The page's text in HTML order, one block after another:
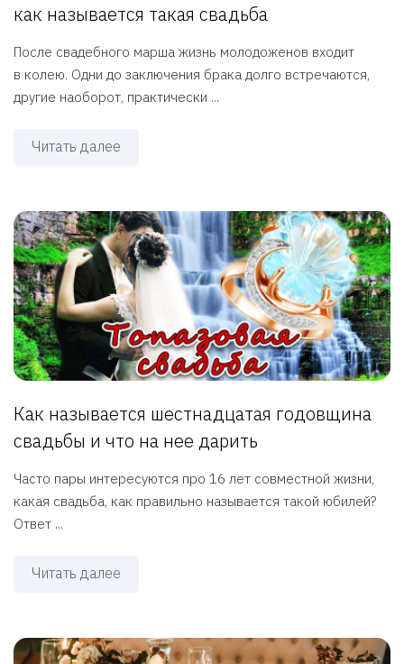
как называется такая свадьба
После свадебного марша жизнь молодоженов входит
в колею. Одни до заключения брака долго встречаются,
другие наоборот, практически ...
Читать далее
Как называется шестнадцатая годовщина
свадьбы и что на нее дарить
Часто пары интересуются про 16 лет совместной жизни,
какая свадьба, как правильно называется такой юбилей?
Ответ ...
Читать далее